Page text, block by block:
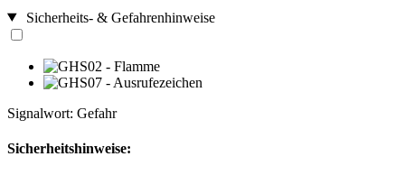
Sicherheits- & Gefahrenhinweise
Signalwort: Gefahr
Sicherheitshinweise: